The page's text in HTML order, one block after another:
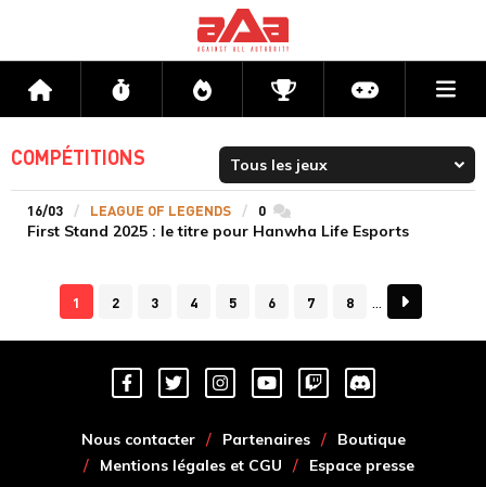
Accueil Flux Directs CompétitionsActu jeux
COMPÉTITIONS
16/03 LEAGUE OF LEGENDS 0 commentaires
First Stand 2025 : le titre pour Hanwha Life Esports
1 2 3 4 5 6 7 8
Nous contacter Partenaires
Boutique
Mentions légales et CGU
Espace presse